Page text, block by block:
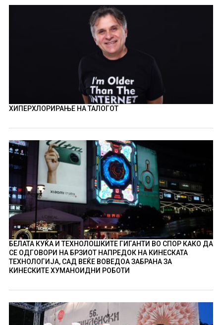
ХИПЕРХЛОРИРАЊЕ НА ТАЛОГОТ
БЕЛАТА КУЌА И ТЕХНОЛОШКИТЕ ГИГАНТИ ВО СПОР КАКО ДА
СЕ ОДГОВОРИ НА БРЗИОТ НАПРЕДОК НА КИНЕСКАТА
ТЕХНОЛОГИЈА, САД ВЕЌЕ ВОВЕДОА ЗАБРАНА ЗА
КИНЕСКИТЕ ХУМАНОИДНИ РОБОТИ